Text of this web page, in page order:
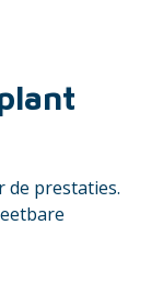
de prestaties.